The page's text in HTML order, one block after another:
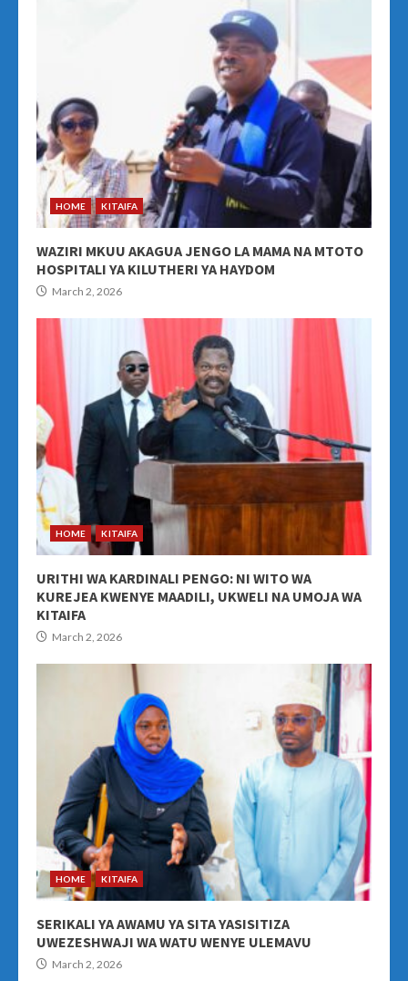
HOME KITAIFA
WAZIRI MKUU AKAGUA JENGO LA MAMA NA MTOTO
HOSPITALI YA KILUTHERI YA HAYDOM
March 2, 2026
HOME KITAIFA
URITHI WA KARDINALI PENGO: NI WITO WA
KUREJEA KWENYE MAADILI, UKWELI NA UMOJA WA
KITAIFA
March 2, 2026
HOME KITAIFA
SERIKALI YA AWAMU YA SITA YASISITIZA
UWEZESHWAJI WA WATU WENYE ULEMAVU
March 2, 2026